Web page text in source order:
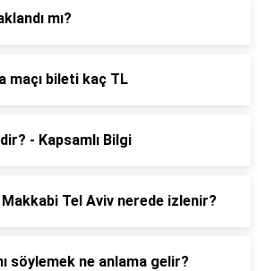
mı?
maçı bileti kaç TL
- Kapsamlı Bilgi
Tel Aviv nerede izlenir?
söylemek ne anlama gelir?